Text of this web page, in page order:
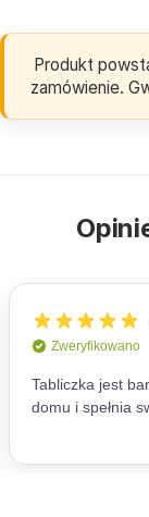
Produkt
zamówienie.